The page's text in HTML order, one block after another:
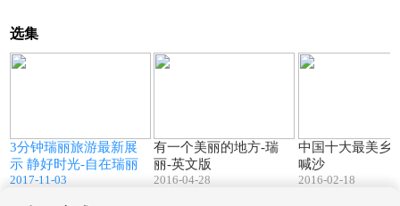
选集
3分钟瑞丽旅游最新展
示 静好时光-自在瑞丽
2017-11-03
有一个美丽的地方-瑞
丽-英文版
2016-04-28
中国十大最美乡
喊沙
2016-02-18